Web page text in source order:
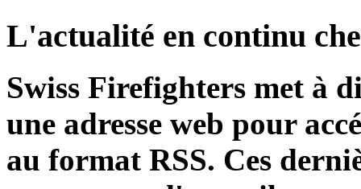
L'actualité en continu
Swiss Firefighters met à
une adresse web pour
au format RSS. Ces